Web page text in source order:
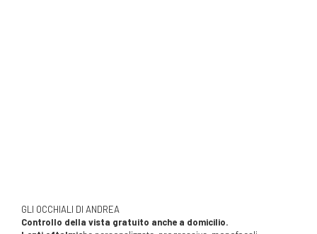
GLI OCCHIALI DI ANDREA
Controllo della vista gratuito anche a domicilio.